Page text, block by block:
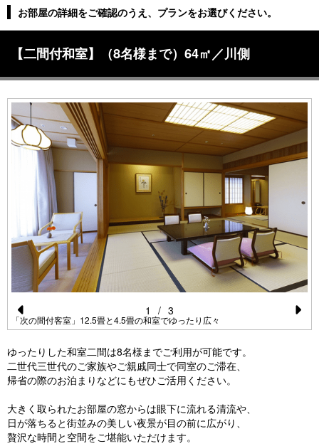
お部屋の詳細をご確認のうえ、プランをお選びください。
【二間付和室】（8名様まで）64㎡／川側
Pr
e
vi
o
u
s
「次の間付客室」12.5畳と4.5畳の和室でゆったり広々
N
1 / 3
ゆったりした和室二間は8名様までご利用が可能です。
二世代三世代のご家族やご親戚同士で同室のご滞在、
帰省の際のお泊まりなどにもぜひご活用ください。
大きく取られたお部屋の窓からは眼下に流れる清流や、
日が落ちると街並みの美しい夜景が目の前に広がり、
贅沢な時間と空間をご堪能いただけます。